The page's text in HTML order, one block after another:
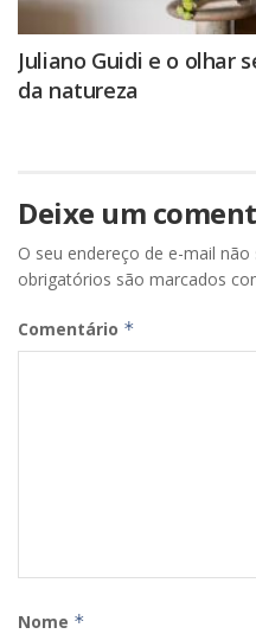
Juliano Guidi e o olhar
da natureza
Deixe um
O seu endereço de e-mail não
obrigatórios são marcados
Comentário *
Nome *